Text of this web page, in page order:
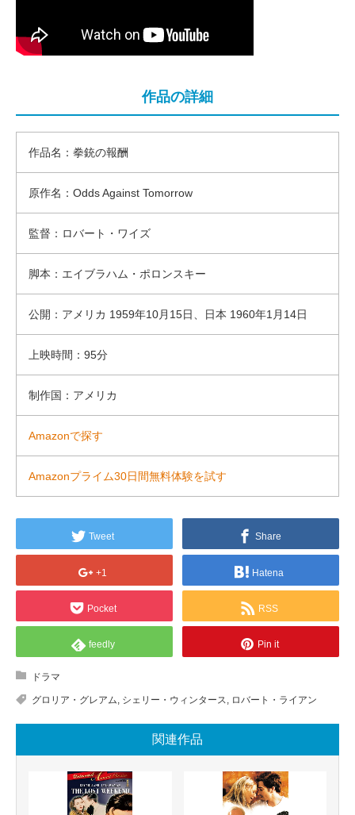
作品の詳細
作品名：拳銃の報酬
原作名：Odds Against Tomorrow
監督：ロバート・ワイズ
脚本：エイブラハム・ポロンスキー
公開：アメリカ 1959年10月15日、日本 1960年1月14日
上映時間：95分
制作国：アメリカ
Amazonで探す
Amazonプライム30日間無料体験を試す
Tweet Share
+1 Hatena
Pocket RSS
feedly Pin it
ドラマ
グロリア・グレアム シェリー・ウィンタース ロバート・ライアン
関連作品